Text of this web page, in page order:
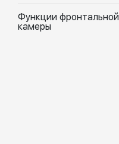
Функции фронтальной
камеры